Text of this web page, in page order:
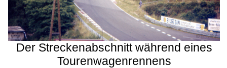
Der Streckenabschnitt während eines
Tourenwagenrennens